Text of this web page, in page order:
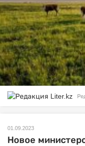
01.09.2023
Новое